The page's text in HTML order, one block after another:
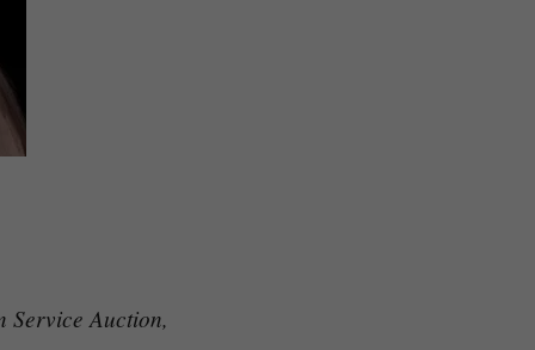
Service Auction,